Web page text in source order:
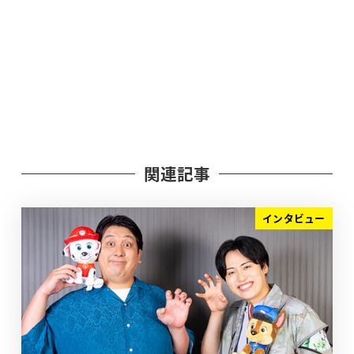
関連記事
インタビュー